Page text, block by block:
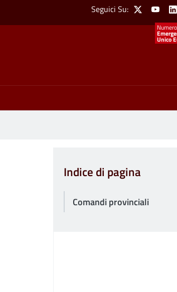
Social
Seguici Su: X Youtube
Unico
Indice di pagina
Comandi provinciali